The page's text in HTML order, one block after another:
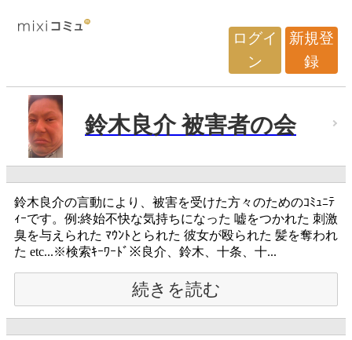
ログイ
ン
新規登
録
鈴木良介 被害者の会
鈴木良介の言動により、被害を受けた方々のためのｺﾐｭﾆﾃ
ｨｰです。例:終始不快な気持ちになった 嘘をつかれた 刺激
臭を与えられた ﾏｳﾝﾄとられた 彼女が殴られた 髪を奪われ
た etc...※検索ｷｰﾜｰﾄﾞ※良介、鈴木、十条、十...
続きを読む